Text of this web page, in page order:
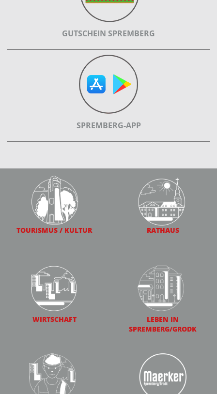
GUTSCHEIN SPREMBERG
SPREMBERG-APP
TOURISMUS / KULTUR RATHAUS
WIRTSCHAFT
LEBEN IN
SPREMBERG/GRODK